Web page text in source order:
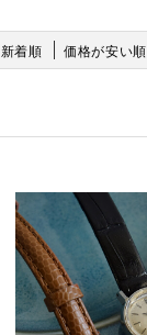
新着順 価格が安い順